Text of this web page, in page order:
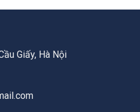
Giấy, Hà Nội